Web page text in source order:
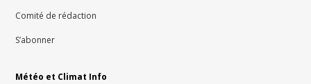
Comité de rédaction
S’abonner
Météo et Climat Info